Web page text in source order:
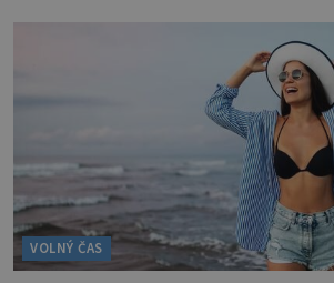
VOLNÝ ČAS